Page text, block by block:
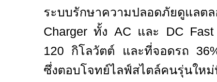
ระบบรักษาความปลอดภัยดูแล
Chargerทั้ง AC และ DC
120 กิโลวัตต์ และที่จอดรถ
ซึ่งตอบโจทย์ไลฟ์สไตล์คนรุ่นให